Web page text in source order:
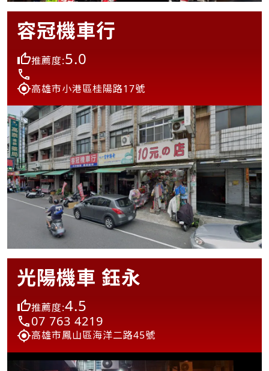
容冠機車行
推薦度:5.0
高雄市小港區桂陽路17號
光陽機車 鈺永
推薦度:4.5
07 763 4219
高雄市鳳山區海洋二路45號